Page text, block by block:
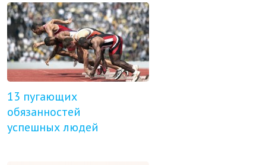
13 пугающих
обязанностей
успешных людей